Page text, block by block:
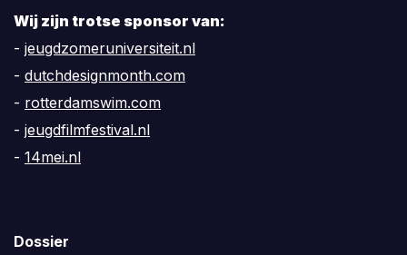
Wij zijn trotse sponsor van:
- jeugdzomeruniversiteit.nl
- dutchdesignmonth.com
- rotterdamswim.com
- jeugdfilmfestival.nl
- 14mei.nl
Dossier